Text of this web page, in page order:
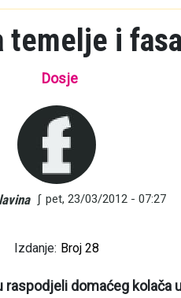
i
Dosje
∫ pet, 23/03/2012 - 07:27
Izdanje: Broj 28
domaćeg